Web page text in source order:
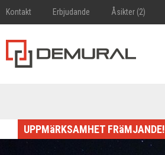
Kontakt Erbjudande Åsikter (2)
UPPMäRKSAMHET FRäMJANDE!